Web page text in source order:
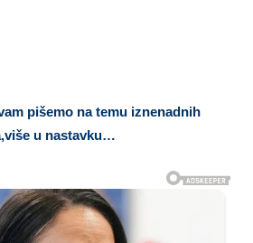
pišemo na temu iznenadnih
u nastavku…